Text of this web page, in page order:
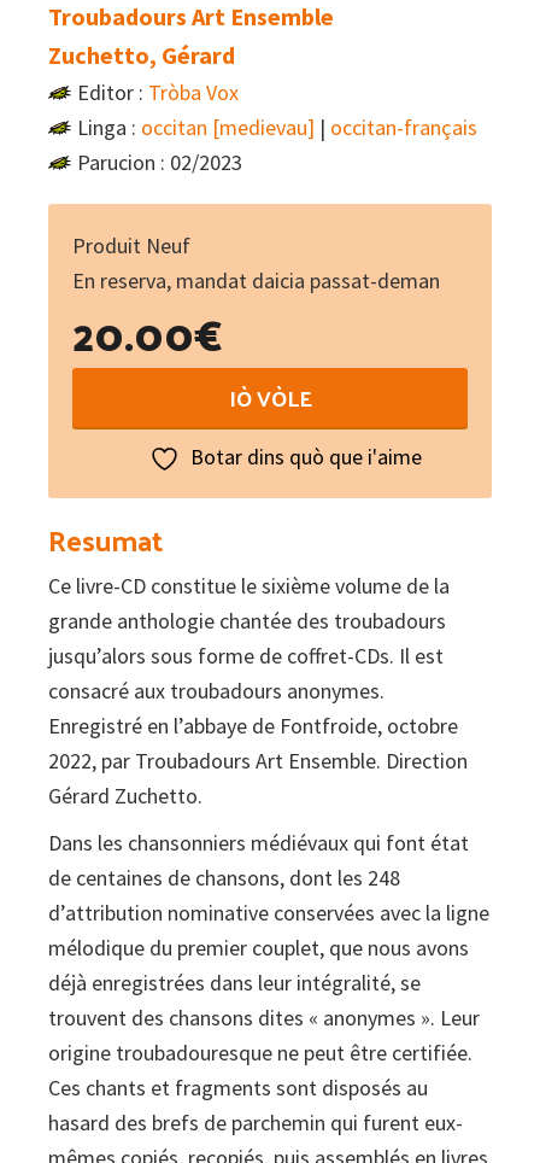
Troubadours Art Ensemble
Zuchetto, Gérard
Editor : Tròba Vox
Linga : occitan [medievau] | occitan-français
Parucion : 02/2023
Produit Neuf
En reserva, mandat daicia passat-deman
20.00€
Tròba
des
troubadours
XIIe
-
XIIIe
siècles.
Vol.
6
Anonimes
(libre
+
2
CD)
quantity
IÒ VÒLE
Botar dins quò que i'aime
Resumat
Ce livre-CD constitue le sixième volume de la
grande anthologie chantée des troubadours
jusqu’alors sous forme de coffret-CDs. Il est
consacré aux troubadours anonymes.
Enregistré en l’abbaye de Fontfroide, octobre
2022, par Troubadours Art Ensemble. Direction
Gérard Zuchetto.
Dans les chansonniers médiévaux qui font état
de centaines de chansons, dont les 248
d’attribution nominative conservées avec la ligne
mélodique du premier couplet, que nous avons
déjà enregistrées dans leur intégralité, se
trouvent des chansons dites « anonymes ». Leur
origine troubadouresque ne peut être certifiée.
Ces chants et fragments sont disposés au
hasard des brefs de parchemin qui furent eux-